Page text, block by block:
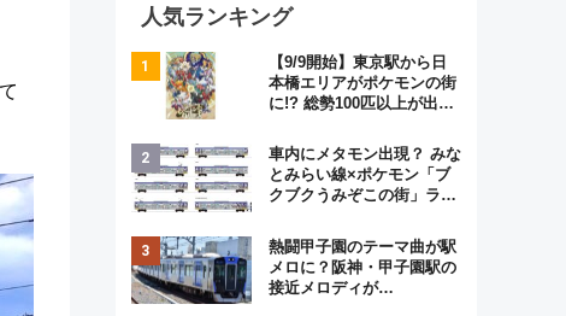
人気ランキング
【9/9開始】東京駅から日
本橋エリアがポケモンの街
に!? 総勢100匹以上が出現
格謎解き・グッズ情報まと
め
車内にメタモン出現？ みな
とみらい線×ポケモン「ブ
クブクうみぞこの街」ラッ
この夏は直通列車で横浜
へ！
熱闘甲子園のテーマ曲が駅
メロに？阪神・甲子園駅の
接近メロディが